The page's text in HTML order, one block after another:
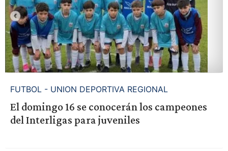
FUTBOL - UNION DEPORTIVA REGIONAL
El domingo 16 se conocerán los campeones
del Interligas para juveniles